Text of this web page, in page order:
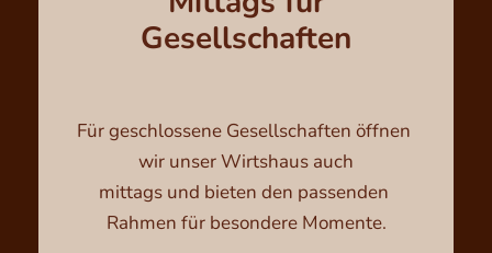
Gesellschaften
Für geschlossene Gesellschaften öffnen
wir unser Wirtshaus auch
mittags und bieten den passenden
Rahmen für besondere Momente.